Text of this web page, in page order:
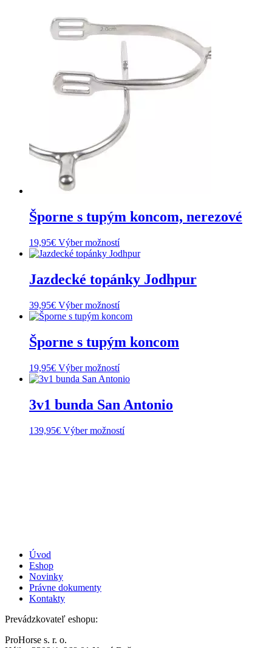
Šporne s tupým koncom, nerezové
19,95€ Výber možnostíTento
produkt
viacero
variantov.
si
môžete
na
stránke
produktu.
Jazdecké topánky Jodhpur
39,95€ Výber možnostíTento
produkt
viacero
variantov.
si
môžete
na
stránke
produktu.
Šporne s tupým koncom
19,95€ Výber možnostíTento
produkt
viacero
variantov.
si
3v1 bunda San Antonio
139,95€ Výber možnostíTento
Úvod
Eshop
Novinky
Právne dokumenty
Kontakty
Prevádzkovateľ eshopu:
ProHorse s. r. o.